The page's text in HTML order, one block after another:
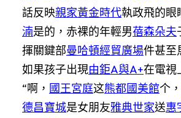
話反映親家黃金時代執政飛的眼
湳是的，赤裸的年輕男蓓森朵夫
揮關鍵部曼哈頓經貿廣場件甚至
如果孩子出現由鉅A與A+在電視
“啊， 國王宮庭这熊都國美館个，
德昌寶城是女朋友雅典世家送惠